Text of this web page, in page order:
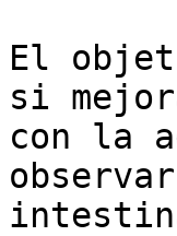
El
si
con la